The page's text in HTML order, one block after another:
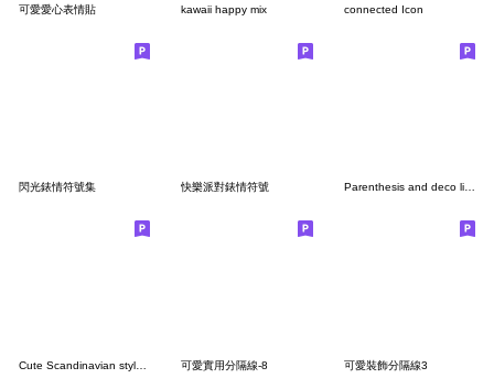
可愛愛心表情貼 kawaii happy mix connected Icon
閃光錶情符號集 快樂派對錶情符號 Parenthesis and deco line5
可愛實用分隔線-8 可愛裝飾分隔線3